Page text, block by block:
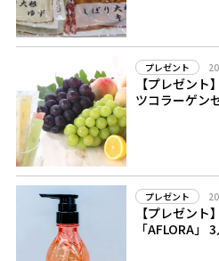
プレゼント
【プレゼン
ツコラーゲン
プレゼント
【プレゼン
「AFLORA」